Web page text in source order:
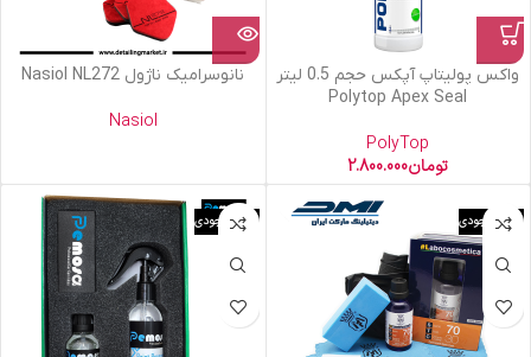
واکس پولیتاپ آپکس حجم 0.5 لیتر
Polytop Apex Seal
PolyTop
تومان2.800.000
نانوسرامیک ناژول Nasiol NL272
Nasiol
اتمام موجودی اتمام موجودی